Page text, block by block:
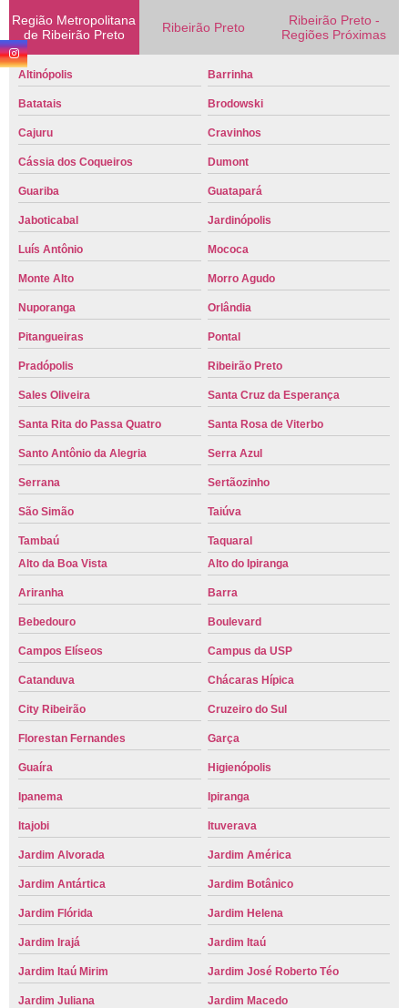
Região Metropolitana
de Ribeirão Preto
Ribeirão Preto
Ribeirão Preto -
Regiões Próximas
Altinópolis Barrinha
Batatais Brodowski
Cajuru Cravinhos
Cássia dos Coqueiros Dumont
Guariba Guatapará
Jaboticabal Jardinópolis
Luís Antônio Mococa
Monte Alto Morro Agudo
Nuporanga Orlândia
Pitangueiras Pontal
Pradópolis Ribeirão Preto
Sales Oliveira Santa Cruz da Esperança
Santa Rita do Passa Quatro Santa Rosa de Viterbo
Santo Antônio da Alegria Serra Azul
Serrana Sertãozinho
São Simão Taiúva
Tambaú
Taquaral
Alto da Boa Vista
Alto do Ipiranga
Ariranha Barra
Bebedouro Boulevard
Campos Elíseos Campus da USP
Catanduva Chácaras Hípica
City Ribeirão Cruzeiro do Sul
Florestan Fernandes Garça
Guaíra Higienópolis
Ipanema Ipiranga
Itajobi Ituverava
Jardim Alvorada Jardim América
Jardim Antártica Jardim Botânico
Jardim Flórida Jardim Helena
Jardim Irajá Jardim Itaú
Jardim Itaú Mirim Jardim José Roberto Téo
Jardim Juliana Jardim Macedo